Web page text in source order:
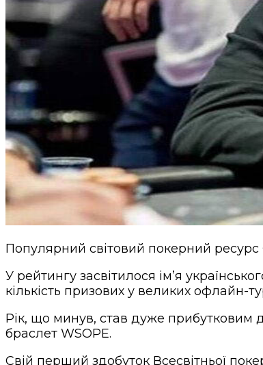
Популярний світовий покерний
У рейтингу засвітилося ім’я
кількість призових у великих офлайн-
Рік, що минув, став дуже прибутковим
браслет WSOPE.
Свій перший здобуток Всесвітньої